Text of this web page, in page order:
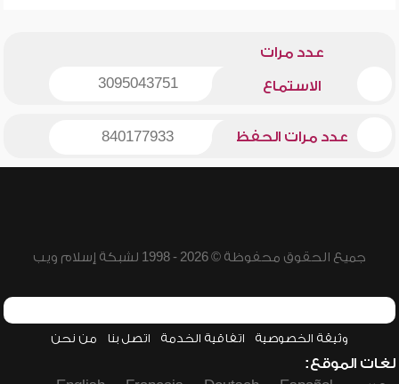
عدد مرات
الاستماع 3095043751
عدد مرات الحفظ 840177933
جميع الحقوق محفوظة © 2026 - 1998 لشبكة إسلام ويب
وثيقة الخصوصية اتفاقية الخدمة اتصل بنا من نحن
لغات الموقع: